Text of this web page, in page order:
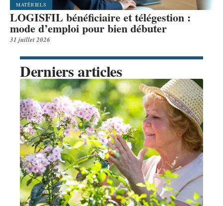
MATÉRIELS
LOGISFIL bénéficiaire et télégestion :
mode d’emploi pour bien débuter
31 juillet 2026
Derniers articles